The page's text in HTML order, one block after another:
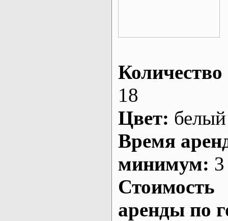
Количество
18
Цвет: белый
Время
минимум:
Стоимость
аренды по